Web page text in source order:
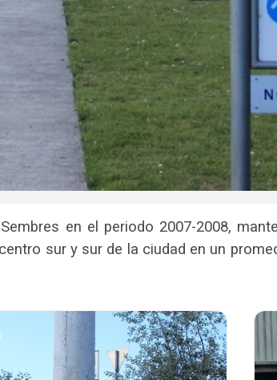
en el periodo 2007-2008,
sur y sur de la ciudad en un